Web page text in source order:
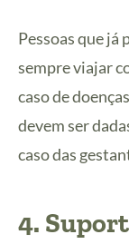
Pessoas que já
sempre viajar
caso de
devem ser
caso das
4.